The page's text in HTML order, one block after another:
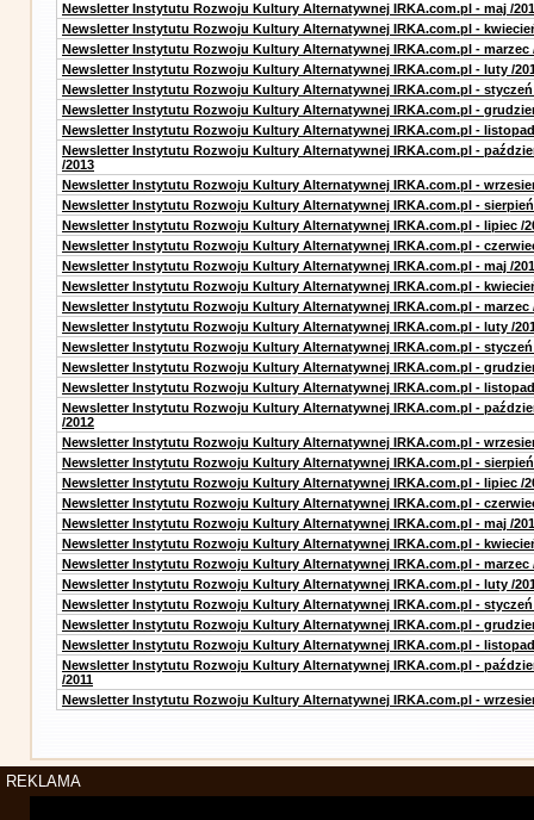
Newsletter Instytutu Rozwoju Kultury Alternatywnej IRKA.com.pl - maj /
Newsletter Instytutu Rozwoju Kultury Alternatywnej IRKA.com.pl -
Newsletter Instytutu Rozwoju Kultury Alternatywnej IRKA.com.pl - marzec
Newsletter Instytutu Rozwoju Kultury Alternatywnej IRKA.com.pl - luty /
Newsletter Instytutu Rozwoju Kultury Alternatywnej IRKA.com.pl - styczeń
Newsletter Instytutu Rozwoju Kultury Alternatywnej IRKA.com.pl -
Newsletter Instytutu Rozwoju Kultury Alternatywnej IRKA.com.pl - listopad
Newsletter Instytutu Rozwoju Kultury Alternatywnej IRKA.com.pl -
/2013
Newsletter Instytutu Rozwoju Kultury Alternatywnej IRKA.com.pl -
Newsletter Instytutu Rozwoju Kultury Alternatywnej IRKA.com.pl - sierpień
Newsletter Instytutu Rozwoju Kultury Alternatywnej IRKA.com.pl - lipiec /
Newsletter Instytutu Rozwoju Kultury Alternatywnej IRKA.com.pl -
Newsletter Instytutu Rozwoju Kultury Alternatywnej IRKA.com.pl - maj /
Newsletter Instytutu Rozwoju Kultury Alternatywnej IRKA.com.pl -
Newsletter Instytutu Rozwoju Kultury Alternatywnej IRKA.com.pl - marzec
Newsletter Instytutu Rozwoju Kultury Alternatywnej IRKA.com.pl - luty /
Newsletter Instytutu Rozwoju Kultury Alternatywnej IRKA.com.pl - styczeń
Newsletter Instytutu Rozwoju Kultury Alternatywnej IRKA.com.pl -
Newsletter Instytutu Rozwoju Kultury Alternatywnej IRKA.com.pl - listopad
Newsletter Instytutu Rozwoju Kultury Alternatywnej IRKA.com.pl -
/2012
Newsletter Instytutu Rozwoju Kultury Alternatywnej IRKA.com.pl -
Newsletter Instytutu Rozwoju Kultury Alternatywnej IRKA.com.pl - sierpień
Newsletter Instytutu Rozwoju Kultury Alternatywnej IRKA.com.pl - lipiec /
Newsletter Instytutu Rozwoju Kultury Alternatywnej IRKA.com.pl -
Newsletter Instytutu Rozwoju Kultury Alternatywnej IRKA.com.pl - maj /
Newsletter Instytutu Rozwoju Kultury Alternatywnej IRKA.com.pl -
Newsletter Instytutu Rozwoju Kultury Alternatywnej IRKA.com.pl - marzec
Newsletter Instytutu Rozwoju Kultury Alternatywnej IRKA.com.pl - luty /
Newsletter Instytutu Rozwoju Kultury Alternatywnej IRKA.com.pl - styczeń
Newsletter Instytutu Rozwoju Kultury Alternatywnej IRKA.com.pl -
Newsletter Instytutu Rozwoju Kultury Alternatywnej IRKA.com.pl - listopad
Newsletter Instytutu Rozwoju Kultury Alternatywnej IRKA.com.pl -
/2011
Newsletter Instytutu Rozwoju Kultury Alternatywnej IRKA.com.pl -
REKLAMA